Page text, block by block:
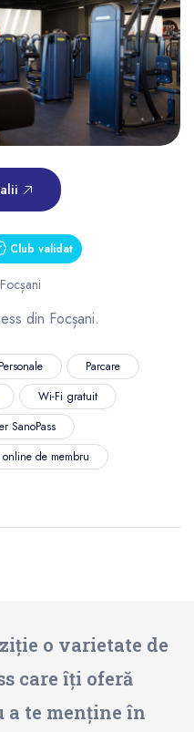
Club validat
din Focșani.
Parcare
Wi-Fi gratuit
SanoPass
de membru
o varietate de
care îți oferă
te menține în